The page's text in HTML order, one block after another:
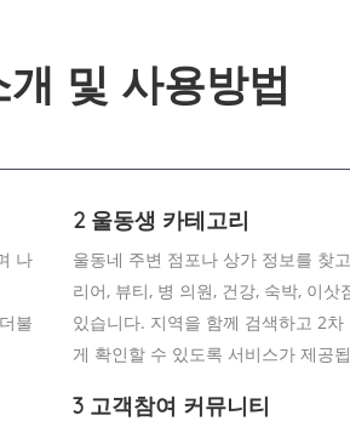
및 사용방법
나
불
2 울동생 카테고리
울동네 주변 점포나 상가 정보를 찾
리어, 뷰티, 병 의원, 건강, 숙박, 이
있습니다. 지역을 함께 검색하고 2
게 확인할 수 있도록 서비스가 제공
3 고객참여 커뮤니티